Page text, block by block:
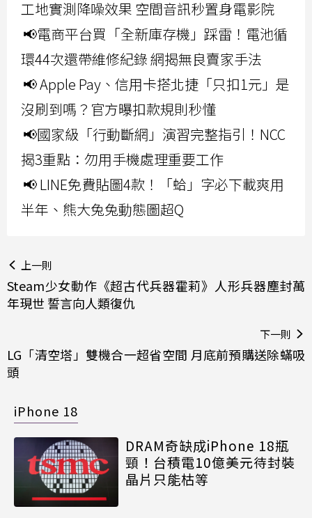
工地實測降噪效果 空間音訊秒置身電影院
📢電商平台買「全新庫存機」踩雷！電池循
環44次還帶維修紀錄 網揭無良賣家手法
📢 Apple Pay、信用卡搭北捷「只扣1元」是
沒刷到嗎？官方曝扣款規則秒懂
📢國家級「行動斷網」演習完整指引！NCC
揭3重點：勿用手機處理重要工作
📢 LINE免費貼圖4款！「蛤」字必下載爽用
半年、熊大兔兔動態圖超Q
上一則
Steam少女動作《超古代兵器霍莉》人形兵器塵封萬
年現世 誓言向人類復仇
下一則
LG「清空塔」雙機合一超省空間 月底前預購送除蟎吸
頭
iPhone 18
DRAM奇缺成iPhone 18瓶
頸！台積電10億美元待封裝
晶片只能枯等